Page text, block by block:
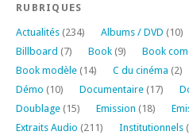
RUBRIQUES
Actualités (234) Albums / DVD (10)
Billboard (7) Book (9) Book
Book modèle (14) C du cinéma (2)
Démo (10) Documentaire (17)
Doublage (15) Emission (18)
Extraits Audio (211) Institutionnels